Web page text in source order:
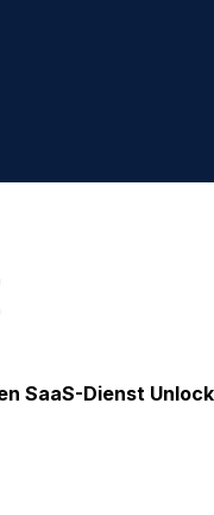
SaaS-Dienst